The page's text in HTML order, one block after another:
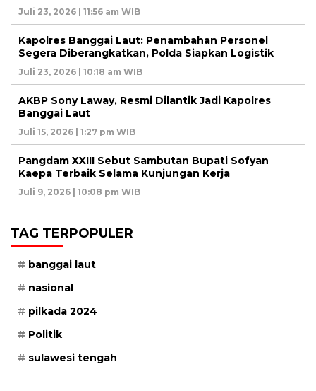
Juli 23, 2026 | 11:56 am WIB
Kapolres Banggai Laut: Penambahan Personel
Segera Diberangkatkan, Polda Siapkan Logistik
Juli 23, 2026 | 10:18 am WIB
AKBP Sony Laway, Resmi Dilantik Jadi Kapolres
Banggai Laut
Juli 15, 2026 | 1:27 pm WIB
Pangdam XXIII Sebut Sambutan Bupati Sofyan
Kaepa Terbaik Selama Kunjungan Kerja
Juli 9, 2026 | 10:08 pm WIB
TAG TERPOPULER
banggai laut
nasional
pilkada 2024
Politik
sulawesi tengah